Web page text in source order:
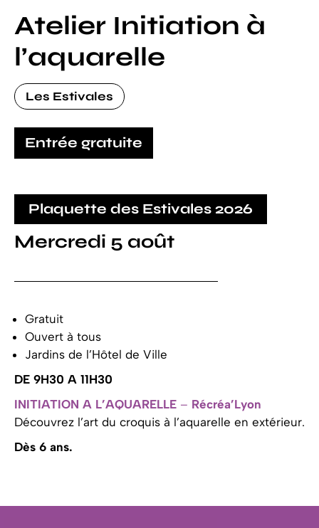
Atelier Initiation à
l’aquarelle
Les Estivales
Entrée gratuite
Plaquette des Estivales 2026
Mercredi 5 août
Gratuit
Ouvert à tous
Jardins de l’Hôtel de Ville
DE 9H30 A 11H30
INITIATION A L’AQUARELLE – Récréa’Lyon
Découvrez l’art du croquis à l’aquarelle en extérieur.
Dès 6 ans.